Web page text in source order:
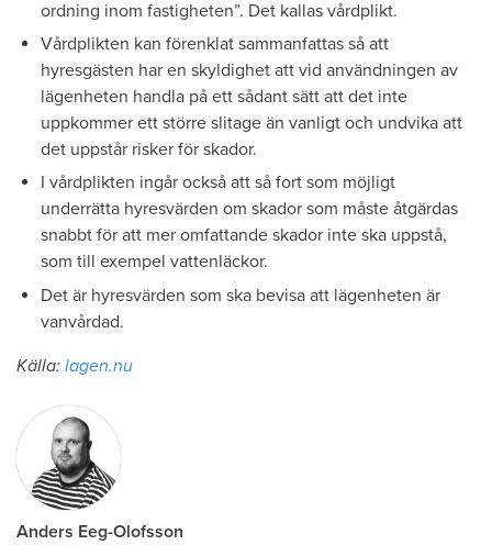
ordning inom fastigheten”. Det kallas vårdplikt.
Vårdplikten kan förenklat sammanfattas så att
hyresgästen har en skyldighet att vid användningen av
lägenheten handla på ett sådant sätt att det inte
uppkommer ett större slitage än vanligt och undvika att
det uppstår risker för skador.
I vårdplikten ingår också att så fort som möjligt
underrätta hyresvärden om skador som måste åtgärdas
snabbt för att mer omfattande skador inte ska uppstå,
som till exempel vattenläckor.
Det är hyresvärden som ska bevisa att lägenheten är
vanvårdad.
Källa: lagen.nu
Anders Eeg-Olofsson